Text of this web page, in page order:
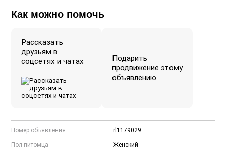
Как можно помочь
Рассказать
друзьям в
соцсетях и чатах
Подарить
продвижение этому
объявлению
Номер объявления rl1179029
Пол питомца Женский